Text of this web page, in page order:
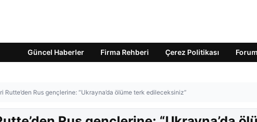
Güncel Haberler Firma Rehberi Çerez Politikası Forum
Rutte’den Rus gençlerine: “Ukrayna’da ölüme terk edileceksiniz”